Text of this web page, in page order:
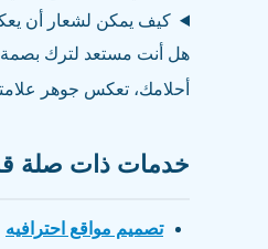
كيف يمكن لشعار أن
هل أنت مستعد لترك بصمة
أحلامك، تعكس جوهر
خدمات ذات صلة
تصميم مواقع احترافيه